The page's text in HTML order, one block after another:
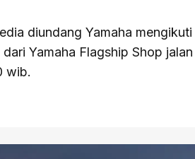
diundang Yamaha
Yamaha Flagship Shop
wib.